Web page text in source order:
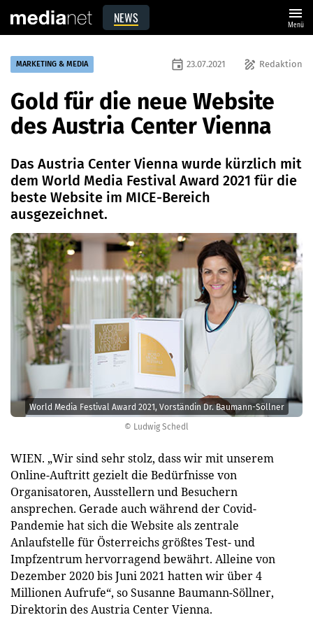
NEWS menu
Menü
© Ludwig Schedl
World Media Festival Award 2021, Vorständin Dr. Baumann-Söllner
MARKETING & MEDIA draw Redaktion
event 23.07.2021
Gold für die neue Website
des Austria Center Vienna
Das Austria Center Vienna wurde kürzlich mit
dem World Media Festival Award 2021 für die
beste Website im MICE-Bereich
ausgezeichnet.
WIEN. „Wir sind sehr stolz, dass wir mit unserem
Online-Auftritt gezielt die Bedürfnisse von
Organisatoren, Ausstellern und Besuchern
ansprechen. Gerade auch während der Covid-
Pandemie hat sich die Website als zentrale
Anlaufstelle für Österreichs größtes Test- und
Impfzentrum hervorragend bewährt. Alleine von
Dezember 2020 bis Juni 2021 hatten wir über 4
Millionen Aufrufe“, so Susanne Baumann-Söllner,
Direktorin des Austria Center Vienna.